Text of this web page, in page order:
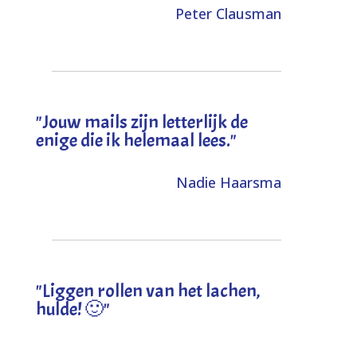
Peter Clausman
"Jouw mails zijn letterlijk de
enige die ik helemaal lees."
Nadie Haarsma
"Liggen rollen van het lachen,
hulde! 🙂"